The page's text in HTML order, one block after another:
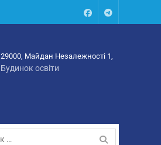
FacebookTalegram
29000, Майдан Незалежності 1,
Будинок освіти